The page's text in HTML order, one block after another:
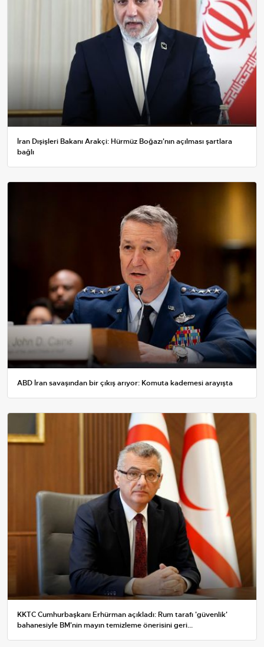
İran Dışişleri Bakanı Arakçi: Hürmüz Boğazı'nın açılması şartlara
bağlı
ABD İran savaşından bir çıkış arıyor: Komuta kademesi arayışta
KKTC Cumhurbaşkanı Erhürman açıkladı: Rum tarafı 'güvenlik'
bahanesiyle BM'nin mayın temizleme önerisini geri...